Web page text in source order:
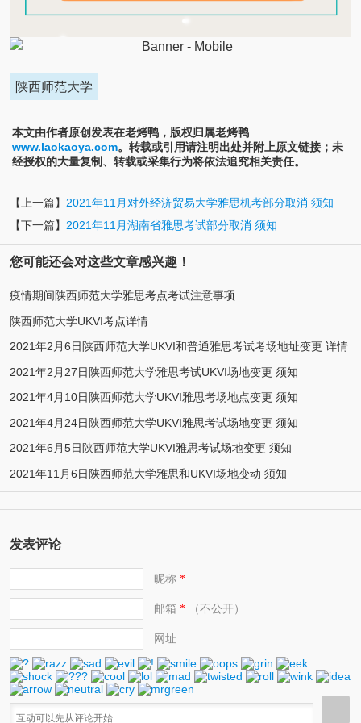
陕西师范大学
本文由作者原创发表在老烤鸭，版权归属老烤鸭
www.laokaoya.com。转载或引用请注明出处并附上原文链接；未
经授权的大量复制、转载或采集行为将依法追究相关责任。
【上一篇】 2021年11月对外经济贸易大学雅思机考部分取消 须知
【下一篇】 2021年11月湖南省雅思考试部分取消 须知
您可能还会对这些文章感兴趣！
疫情期间陕西师范大学雅思考点考试注意事项
陕西师范大学UKVI考点详情
2021年2月6日陕西师范大学UKVI和普通雅思考试考场地址变更 详情
2021年2月27日陕西师范大学雅思考试UKVI场地变更 须知
2021年4月10日陕西师范大学UKVI雅思考场地点变更 须知
2021年4月24日陕西师范大学UKVI雅思考试场地变更 须知
2021年6月5日陕西师范大学UKVI雅思考试场地变更 须知
2021年11月6日陕西师范大学雅思和UKVI场地变动 须知
发表评论
昵称*
邮箱 *（不公开）
网址